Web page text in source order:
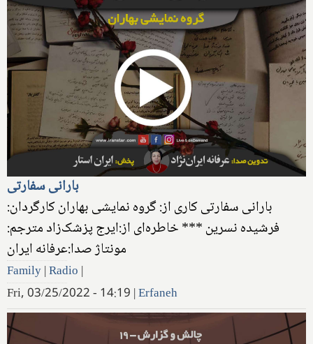
بارانی سفارتی
بارانی سفارتی کاری از: گروه نمایشی بهاران کارگردان:
فرشیده نسرین *** خاطره‌ای از:ایرج پزشک‌زاد مترجم:
Family|Radio |
Fri, 03/25/2022 - 14:19 |Erfaneh